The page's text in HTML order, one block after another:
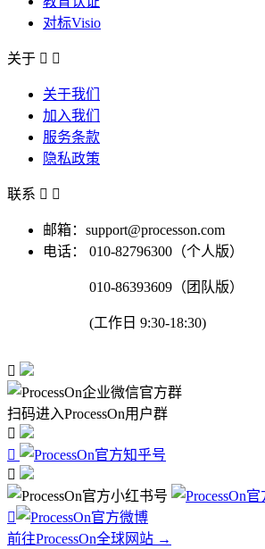
对标Visio
关于  
关于我们
加入我们
服务条款
隐私政策
联系  
邮箱：support@processon.com
电话：
010-82796300（个人版）
010-86393609（团队版）
(工作日 9:30-18:30)

扫码进入ProcessOn用户群




前往ProcessOn全球网站 →